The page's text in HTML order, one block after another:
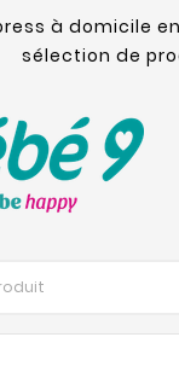
à domicile
sélection de